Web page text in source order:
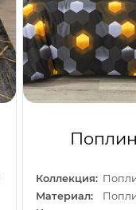
Коллекция:
Материал: